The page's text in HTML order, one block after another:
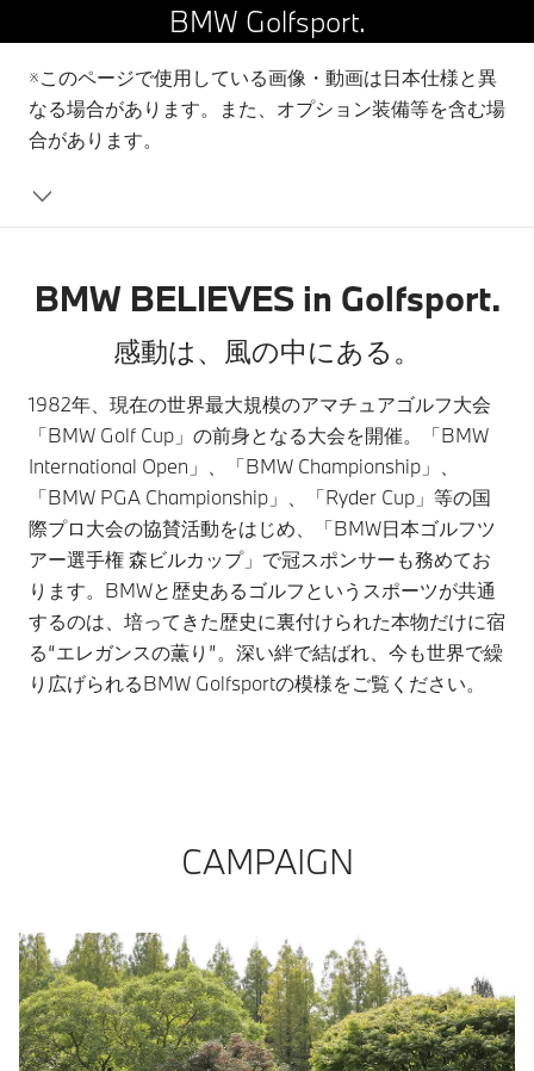
BMW Golfsport.
※このページで使用している画像・動画は日本仕様と異
なる場合があります。また、オプション装備等を含む場
合があります。
BMW BELIEVES in Golfsport.
感動は、風の中にある。
1982年、現在の世界最大規模のアマチュアゴルフ大会
「BMW Golf Cup」の前身となる大会を開催。「BMW
International Open」、「BMW Championship」、
「BMW PGA Championship」、「Ryder Cup」等の国
際プロ大会の協賛活動をはじめ、「BMW日本ゴルフツ
アー選手権 森ビルカップ」で冠スポンサーも務めてお
ります。BMWと歴史あるゴルフというスポーツが共通
するのは、培ってきた歴史に裏付けられた本物だけに宿
る“エレガンスの薫り”。深い絆で結ばれ、今も世界で繰
り広げられるBMW Golfsportの模様をご覧ください。
CAMPAIGN